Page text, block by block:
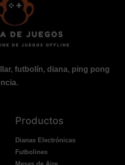
futbolín, diana, ping pong
Productos
Dianas Electrónicas
Futbolines